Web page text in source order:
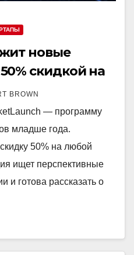
новые
скидкой на
BROWN
— программу
младше года.
50% на любой
ищет перспективные
и готова рассказать о